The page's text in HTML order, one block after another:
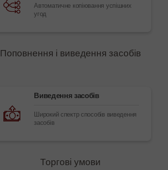
Автоматичне копіювання успішних
угод
Поповнення і виведення засобів
Виведення засобів
Широкий спектр способів виведення
засобів
Торгові умови